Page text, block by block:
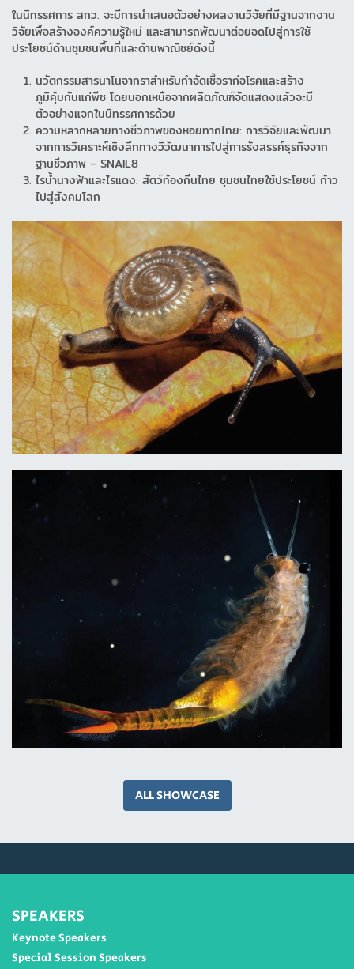
ในนิทรรศการ สกว. จะมีการนำเสนอตัวอย่างผลงานวิจัยที่มีฐานจากงาน
วิจัยเพื่อสร้างองค์ความรู้ใหม่ และสามารถพัฒนาต่อยอดไปสู่การใช้
ประโยชน์ด้านชุมชนพื้นที่และด้านพาณิชย์ดังนี้
นวัตกรรมสารนาโนจากราสำหรับกำจัดเชื้อราก่อโรคและสร้าง
ภูมิคุ้มกันแก่พืช โดยนอกเหนือจากผลิตภัณฑ์จัดแสดงแล้วจะมี
ตัวอย่างแจกในนิทรรศการด้วย
ความหลากหลายทางชีวภาพของหอยทากไทย: การวิจัยและพัฒนา
จากการวิเคราะห์เชิงลึกทางวิวัฒนาการไปสู่การรังสรรค์ธุรกิจจาก
ฐานชีวภาพ – SNAIL8
ไรน้ำนางฟ้าและไรแดง: สัตว์ท้องถิ่นไทย ชุมชนไทยใช้ประโยชน์ ก้าว
ไปสู่สังคมโลก
ALL SHOWCASE
SPEAKERS
Keynote Speakers
Special Session Speakers